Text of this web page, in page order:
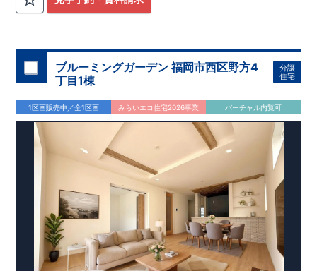
【アクセス】
津」駅まで徒歩23分
自
転車10 分（約1840ｍ）
【周辺環境】
牛沼小学校
校 約1470m(徒歩19分) ​​ヤオコー所沢
松井店 約310m(徒歩4分)​所沢第一病
院
約170
【この物件のおすすめPOINT】
住みやすさ重視の設計・設備
18帖超のリビングは南面に2
ヶ所掃き出し窓を設計。
​あたたかな日差し差し込む空間は家
族団欒にもぴったりです。
◆洗練されたデザイン且つ清潔感を
保ちやすいフルフラットカウンターの洗面台を採用 ​◆将来設計
に合わせて3LDKから4LDKに間取りの変更が可能（別途有償）
折上天井、
ポップアップ天井、勾配天井を採用したこだわり
空間
定休日：火･水 営業時間 9：30～18：30
ブルーミングガーデン 福岡市西区野方4
丁目1棟
分譲
住宅
1区画販売中／全1区画 みらいエコ住宅2026事業 バーチャル内覧可